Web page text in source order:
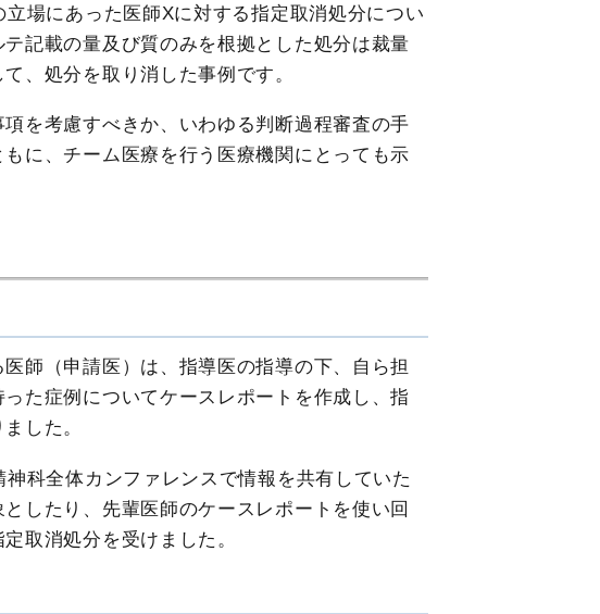
場にあった医師Xに対する指定取消処分につい
記載の量及び質のみを根拠とした処分は裁量
、処分を取り消した事例です。
を考慮すべきか、いわゆる判断過程審査の手
に、チーム医療を行う医療機関にとっても示
師（申請医）は、指導医の指導の下、自ら担
た症例についてケースレポートを作成し、指
した。
科全体カンファレンスで情報を共有していた
したり、先輩医師のケースレポートを使い回
取消処分を受けました。